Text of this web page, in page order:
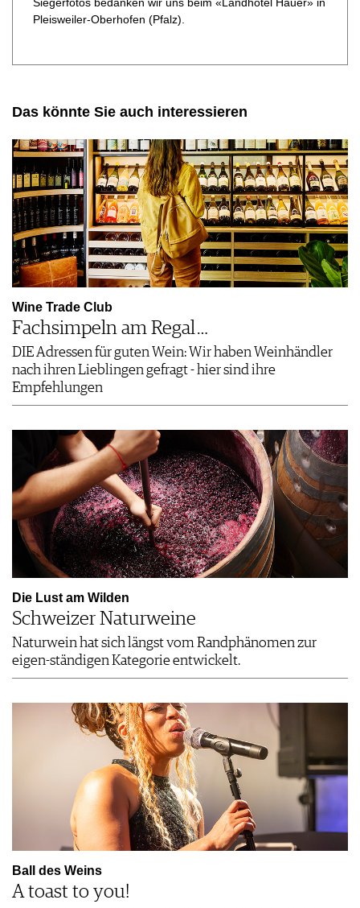
Siegerfotos bedanken wir uns beim «Landhotel Hauer» in
Pleisweiler-Oberhofen (Pfalz).
Das könnte Sie auch interessieren
Wine Trade Club
Fachsimpeln am Regal …
DIE Adressen für guten Wein: Wir haben Weinhändler
nach ihren Lieblingen gefragt - hier sind ihre
Empfehlungen
Die Lust am Wilden
Schweizer Naturweine
Naturwein hat sich längst vom Randphänomen zur
eigen-ständigen Kategorie entwickelt.
Ball des Weins
A toast to you!